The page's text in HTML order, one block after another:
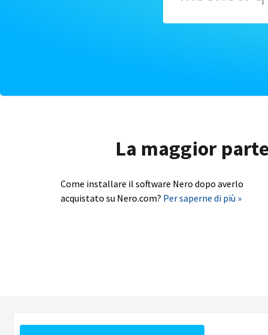
La maggior
Come installare il software Nero dopo averlo
acquistato su Nero.com? Per saperne di più »